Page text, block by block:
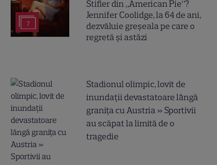
7
Stifler din „American Pie”?
Jennifer Coolidge, la 64 de ani,
dezvăluie greșeala pe care o
regretă și astăzi
Stadionul olimpic, lovit de
inundații devastatoare lângă
granița cu Austria » Sportivii
au scăpat la limită de o
tragedie